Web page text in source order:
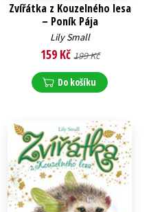
Zvířátka z Kouzelného lesa
– Poník Pája
Lily Small
159 Kč 199 Kč
Do košíku